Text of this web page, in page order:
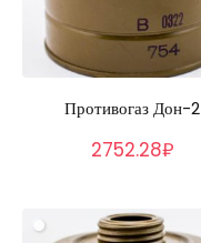
Противогаз Дон-2
2752.28₽